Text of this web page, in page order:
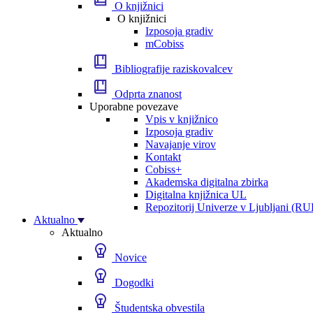
O knjižnici
O knjižnici
Izposoja gradiv
mCobiss
Bibliografije raziskovalcev
Odprta znanost
Uporabne povezave
Vpis v knjižnico
Izposoja gradiv
Navajanje virov
Kontakt
Cobiss+
Akademska digitalna zbirka
Digitalna knjižnica UL
Repozitorij Univerze v Ljubljani
Aktualno
Aktualno
Novice
Dogodki
Študentska obvestila